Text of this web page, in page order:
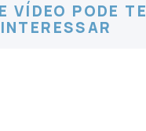
VÍDEO PODE TE
INTERESSAR